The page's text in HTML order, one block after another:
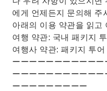
에게 언제든지 문의해 주
아래의 이용 약관을 읽고
여행 약관: 국내 패키지
여행사 약관: 패키지 투
ーーーーーーーーーー
ーーーーーーーーーー
ーーーーーーーーー